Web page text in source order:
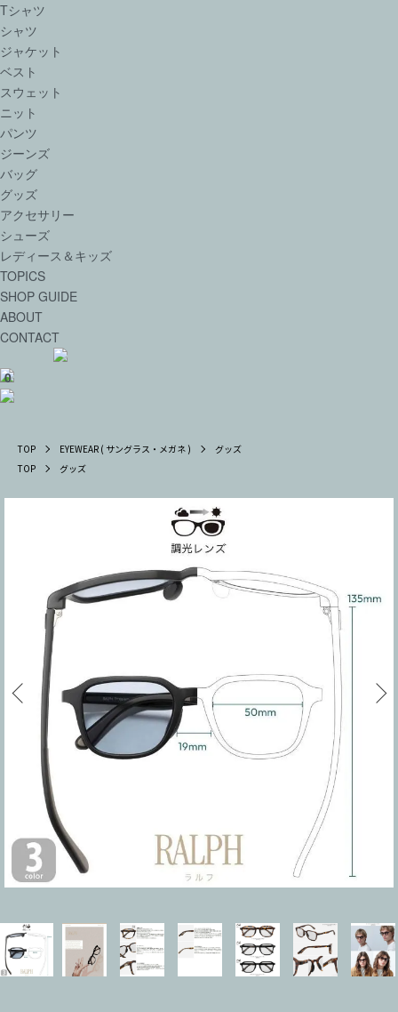
Tシャツ
シャツ
ジャケット
ベスト
スウェット
ニット
パンツ
ジーンズ
バッグ
グッズ
アクセサリー
シューズ
レディース＆キッズ
TOPICS
SHOP GUIDE
ABOUT
CONTACT
0
TOP EYEWEAR ( サングラス・メガネ )
グッズ
TOP
グッズ